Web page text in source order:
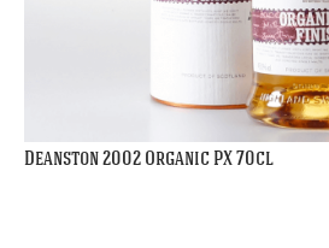
Deanston 2002 Organic PX 70cl